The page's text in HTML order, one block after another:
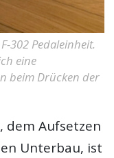
302 Pedaleinheit.
eine
beim Drücken der
dem Aufsetzen
Unterbau, ist